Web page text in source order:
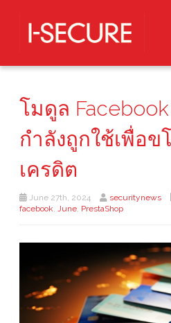
โมดูล
กำลังถูกใช้เพื่อ
เครดิต
June 27th, 2024 securitynews
facebook, June, PrestaShop